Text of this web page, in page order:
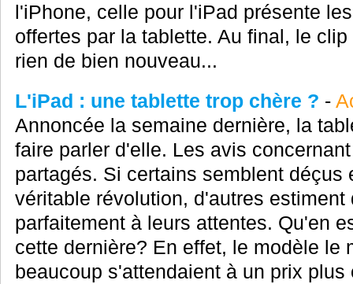
l'iPhone, celle pour l'iPad présente
offertes par la tablette. Au final, le
rien de bien nouveau...
L'iPad : une tablette trop chère ? -
Annoncée la semaine dernière, la
faire parler d'elle. Les avis
partagés. Si certains semblent déçus
véritable révolution, d'autres
parfaitement à leurs attentes. Qu'en
cette dernière? En effet, le modèle le
beaucoup s'attendaient à un prix plus